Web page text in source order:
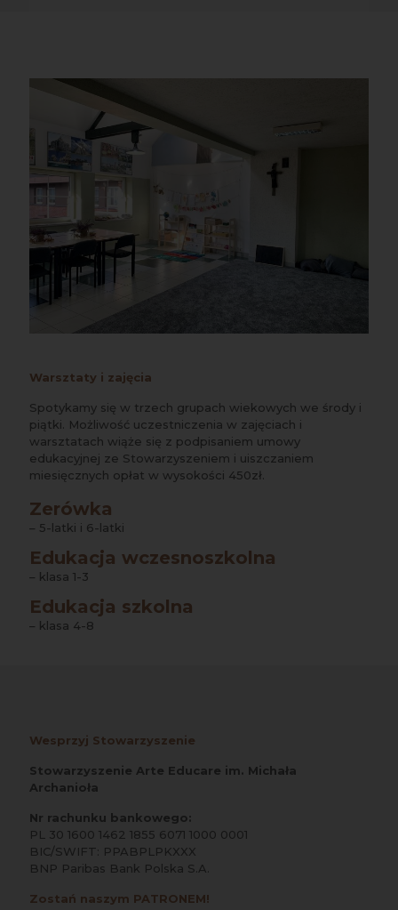
Warsztaty i zajęcia
Spotykamy się w trzech grupach wiekowych we środy i
piątki. Możliwość uczestniczenia w zajęciach i
warsztatach wiąże się z podpisaniem umowy
edukacyjnej ze Stowarzyszeniem i uiszczaniem
miesięcznych opłat w wysokości 450zł.
Zerówka
– 5-latki i 6-latki
Edukacja wczesnoszkolna
– klasa 1-3
Edukacja szkolna
– klasa 4-8
Wesprzyj Stowarzyszenie
Stowarzyszenie Arte Educare im. Michała
Archanioła
Nr rachunku bankowego:
PL 30 1600 1462 1855 6071 1000 0001
BIC/SWIFT: PPABPLPKXXX
BNP Paribas Bank Polska S.A.
Zostań naszym PATRONEM!